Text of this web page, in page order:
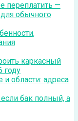
переплатить —
обычного
каркасный
году
и области: адреса
бак полный, а